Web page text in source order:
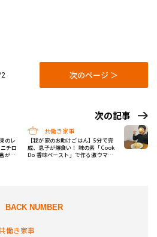
次のページ ＞
のレ
チロ
が止
次の記事
共働き家事
【我が家のお助けごはん】5分で完
成、息子が爆食い！ 味の素「Cook
Do 香味ペースト」で作る激ウマチ
BACK NUMBER
働き家事